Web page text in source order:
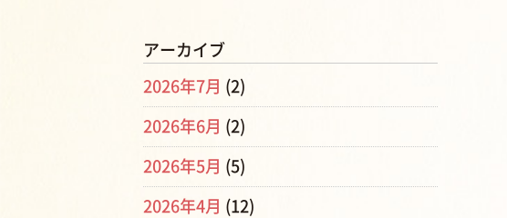
アーカイブ
2026年7月 (2)
2026年6月 (2)
2026年5月 (5)
2026年4月 (12)